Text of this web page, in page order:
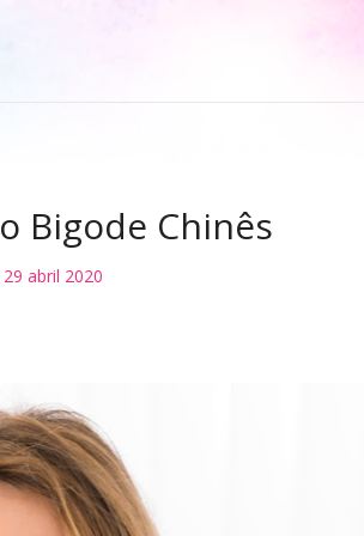
Bigode Chinês
29 abril 2020